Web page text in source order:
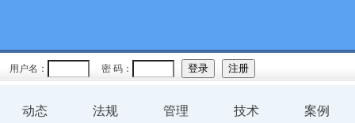
用户名： 密 码：
动态 法规 管理 技术 案例
规程
预案